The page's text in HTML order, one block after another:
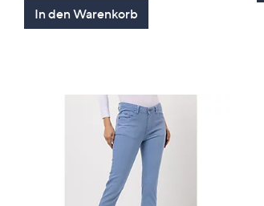
In den Warenkorb